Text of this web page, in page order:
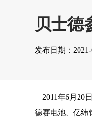
贝士德
发布日期：
2011年6月20
德赛电池、亿纬